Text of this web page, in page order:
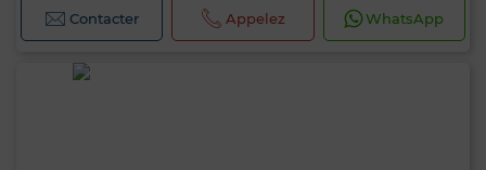
Contacter Appelez WhatsApp